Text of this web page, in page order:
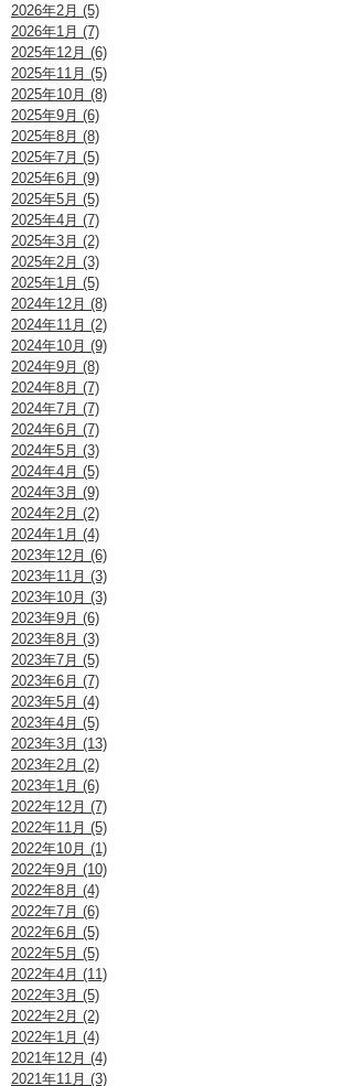
2026年2月 (5)
2026年1月 (7)
2025年12月 (6)
2025年11月 (5)
2025年10月 (8)
2025年9月 (6)
2025年8月 (8)
2025年7月 (5)
2025年6月 (9)
2025年5月 (5)
2025年4月 (7)
2025年3月 (2)
2025年2月 (3)
2025年1月 (5)
2024年12月 (8)
2024年11月 (2)
2024年10月 (9)
2024年9月 (8)
2024年8月 (7)
2024年7月 (7)
2024年6月 (7)
2024年5月 (3)
2024年4月 (5)
2024年3月 (9)
2024年2月 (2)
2024年1月 (4)
2023年12月 (6)
2023年11月 (3)
2023年10月 (3)
2023年9月 (6)
2023年8月 (3)
2023年7月 (5)
2023年6月 (7)
2023年5月 (4)
2023年4月 (5)
2023年3月 (13)
2023年2月 (2)
2023年1月 (6)
2022年12月 (7)
2022年11月 (5)
2022年10月 (1)
2022年9月 (10)
2022年8月 (4)
2022年7月 (6)
2022年6月 (5)
2022年5月 (5)
2022年4月 (11)
2022年3月 (5)
2022年2月 (2)
2022年1月 (4)
2021年12月 (4)
2021年11月 (3)